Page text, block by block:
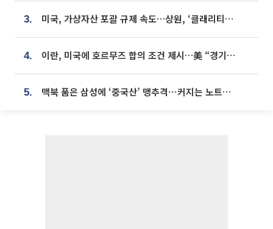
3. 미국, 가상자산 포괄 규제 속도…상원, ‘클래리티법’ 9월 절차투표 추진
4. 이란, 미국에 호르무즈 합의 조건 제시…美 “경기 아직 안 끝나” [종합]
5. 맥북 품은 삼성에 ‘중국산’ 맹추격⋯커지는 노트북 OLED 시장